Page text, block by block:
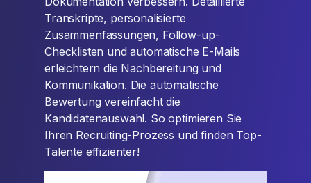
Transkripte, personalisierte
Zusammenfassungen, Follow-up-
Checklisten und automatische E-Mails
erleichtern die Nachbereitung und
Kommunikation. Die automatische
Bewertung vereinfacht die
Kandidatenauswahl. So optimieren Sie
Ihren Recruiting-Prozess und finden Top-
Talente effizienter!